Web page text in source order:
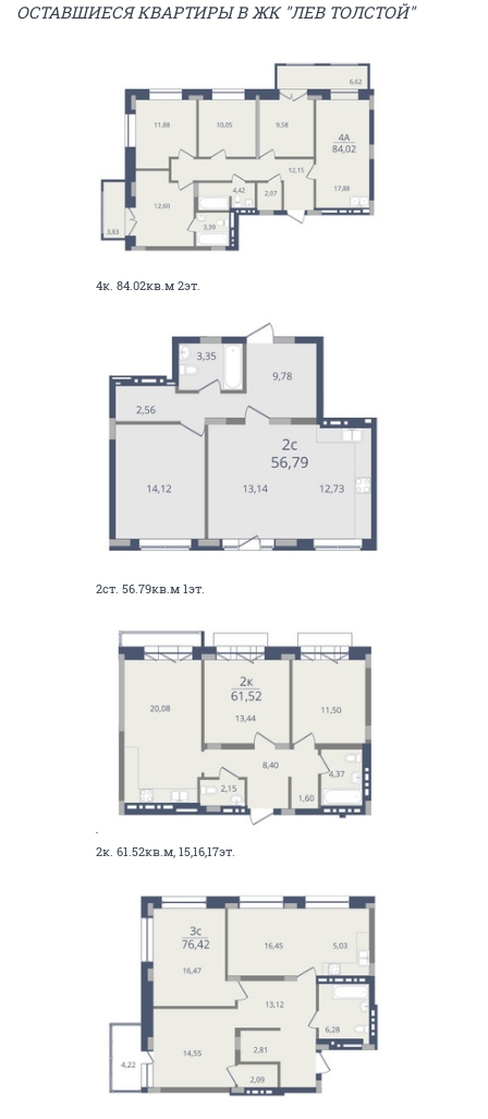
ОСТАВШИЕСЯ КВАРТИРЫ В ЖК "ЛЕВ ТОЛСТОЙ"
4к. 84.02кв.м 2эт.
2ст. 56.79кв.м 1эт.
2к. 61.52кв.м, 15,16,17эт.